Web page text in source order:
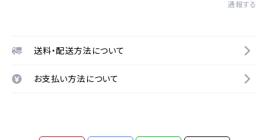
通報する
送料・配送方法について
お支払い方法について